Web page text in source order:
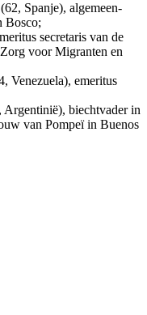
Spanje), algemeen-
Bosco;
secretaris van de
voor Migranten en
Venezuela), emeritus
biechtvader in
van Pompeï in Buenos